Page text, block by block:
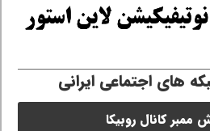
های اجتماعی ایرانی
ممبر کانال روبیکا